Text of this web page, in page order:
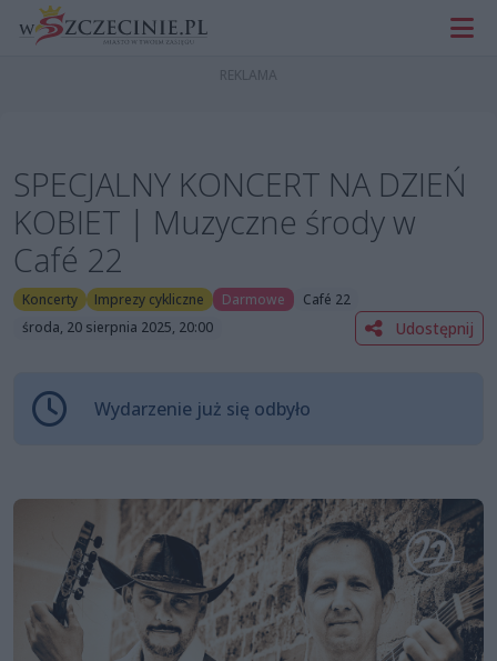
SPECJALNY KONCERT NA DZIEŃ
KOBIET | Muzyczne środy w
Café 22
Koncerty Imprezy cykliczne Darmowe
Café 22
środa, 20 sierpnia 2025, 20:00
Udostępnij
Wydarzenie już się odbyło